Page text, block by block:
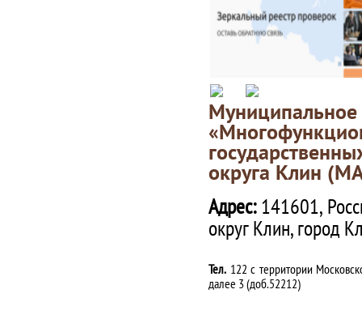
округа Клин
Адрес:141601,
округ Клин, город
Тел. 122 с территории
далее 3 (доб.52212)